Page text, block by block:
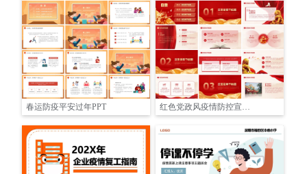
春运防疫平安过年PPT 红色党政风疫情防控宣传通用模板PPT